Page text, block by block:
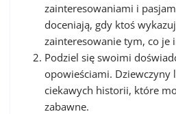
zainteresowaniami i
doceniają, gdy ktoś
zainteresowanie tym, co je
Podziel się swoimi
opowieściami. Dziewczyny
ciekawych historii, które
zabawne.